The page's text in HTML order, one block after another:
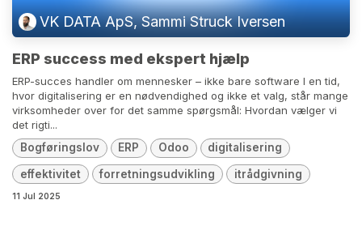
VK DATA ApS, Sammi Struck Iversen
ERP success med ekspert hjælp
ERP-succes handler om mennesker – ikke bare software I en tid,
hvor digitalisering er en nødvendighed og ikke et valg, står mange
virksomheder over for det samme spørgsmål: Hvordan vælger vi
det rigti...
Bogføringslov
ERP Odoo digitalisering
effektivitet forretningsudvikling itrådgivning
11 Jul 2025